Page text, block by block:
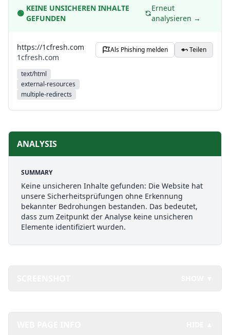
🟢
KEINE UNSICHEREN INHALTE
GEFUNDEN
Erneut
analysieren →
https://1cfresh.com
1cfresh.com
text/html
external-resources
multiple-redirects
Als Phishing melden Teilen
ANALYSIS
SUMMARY
Keine unsicheren Inhalte gefunden: Die Website hat
unsere Sicherheitsprüfungen ohne Erkennung
bekannter Bedrohungen bestanden. Das bedeutet,
dass zum Zeitpunkt der Analyse keine unsicheren
Elemente identifiziert wurden.